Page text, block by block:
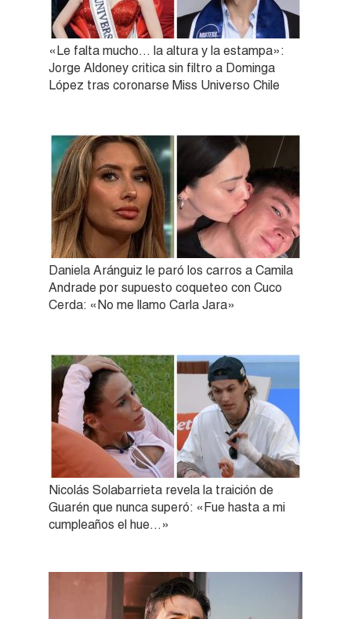
«Le falta mucho… la altura y la estampa»:
Jorge Aldoney critica sin filtro a Dominga
López tras coronarse Miss Universo Chile
Daniela Aránguiz le paró los carros a Camila
Andrade por supuesto coqueteo con Cuco
Cerda: «No me llamo Carla Jara»
Nicolás Solabarrieta revela la traición de
Guarén que nunca superó: «Fue hasta a mi
cumpleaños el hue…»